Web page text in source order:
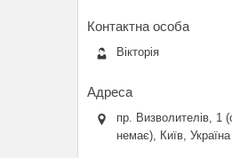
Вікторія
пр. Визволителів, 1
немає), Київ, Україна